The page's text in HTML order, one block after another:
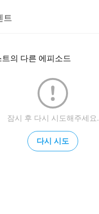
트
의 다른 에피소드
잠시 후 다시 시도해주세요.
다시 시도